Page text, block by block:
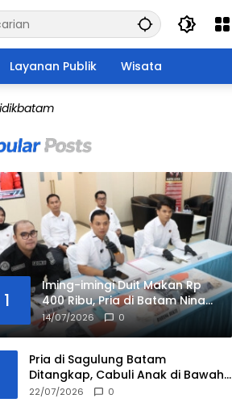
Layanan Publik Wisata
1
Iming-imingi Duit Makan Rp
400 Ribu, Pria di Batam Nina
Bobo 2 Anak di Bawah Umur
di Hotel
14/07/2026 0
Pria di Sagulung Batam
Ditangkap, Cabuli Anak di Bawah
Umur 16 Tahun
22/07/2026 0